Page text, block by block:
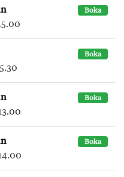
Boka
Boka
Boka
Boka